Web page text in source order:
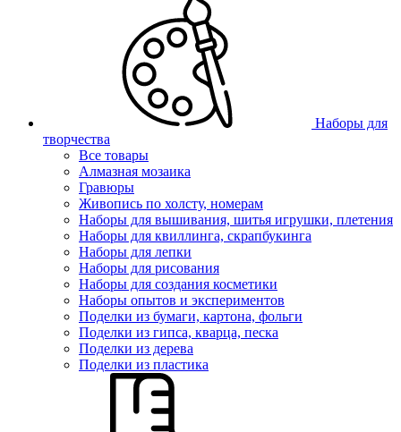
Наборы для
творчества
Все товары
Алмазная мозаика
Гравюры
Живопись по холсту, номерам
Наборы для вышивания, шитья игрушки, плетения
Наборы для квиллинга, скрапбукинга
Наборы для лепки
Наборы для рисования
Наборы для создания косметики
Наборы опытов и экспериментов
Поделки из бумаги, картона, фольги
Поделки из гипса, кварца, песка
Поделки из дерева
Поделки из пластика